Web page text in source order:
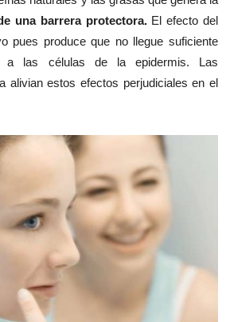
una barrera protectora.El efecto del
pues produce que no llegue suficiente
a las células de la epidermis. Las
alivian estos efectos perjudiciales en el